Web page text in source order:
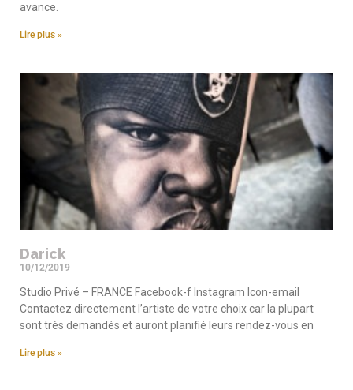
avance.
Lire plus »
Darick
10/12/2019
Studio Privé – FRANCE Facebook-f Instagram Icon-email
Contactez directement l’artiste de votre choix car la plupart
sont très demandés et auront planifié leurs rendez-vous en
Lire plus »